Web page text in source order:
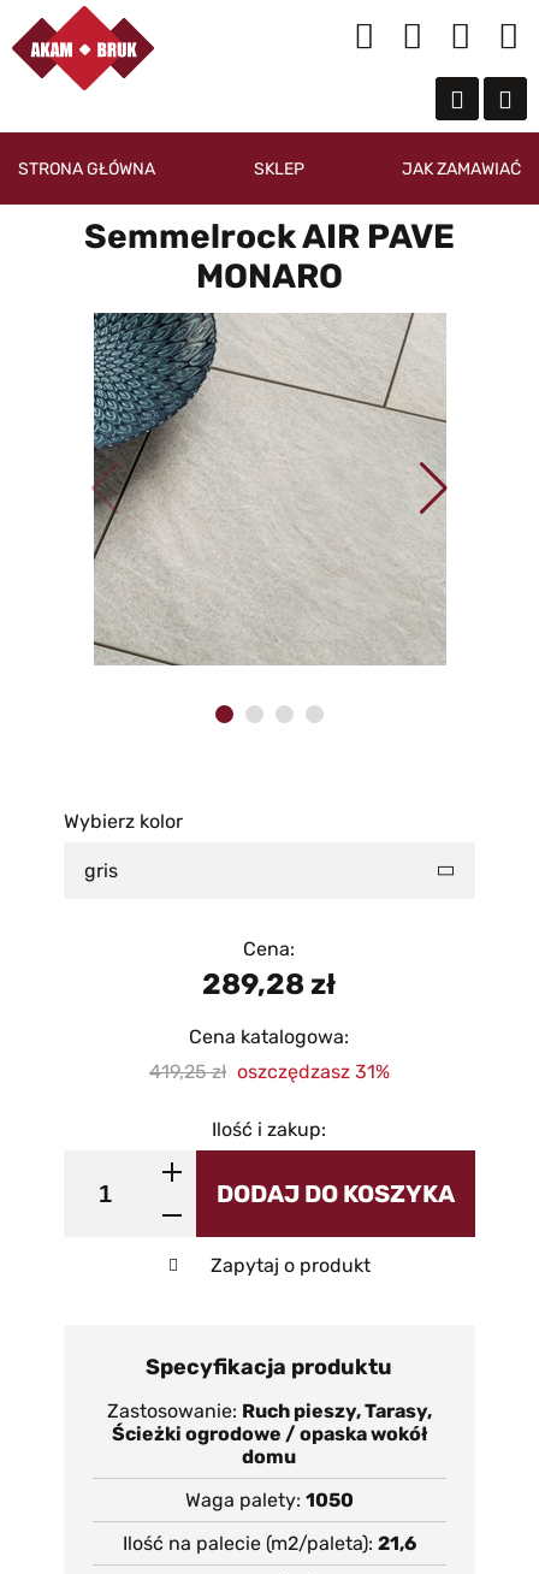
STRONA GŁÓWNA SKLEP JAK ZAMAWIAĆ
Semmelrock AIR PAVE
MONARO
Cena:
289,28 zł
Cena katalogowa:
419,25
oszczędzasz 31%
Wybierz kolor
gris
Ilość i zakup:
DODAJ DO KOSZYKA
Zapytaj o produkt
Specyfikacja produktu
Zastosowanie Ruch pieszy, Tarasy,
Ścieżki ogrodowe / opaska wokół
domu
Waga palety 1050
Ilość na palecie (m2/paleta) 21,6